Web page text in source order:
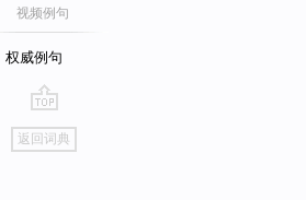
视频例句
权威例句
go
top
返回词典